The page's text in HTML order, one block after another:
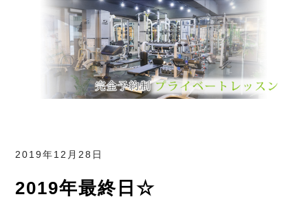
2019年12月28日
2019年最終日☆